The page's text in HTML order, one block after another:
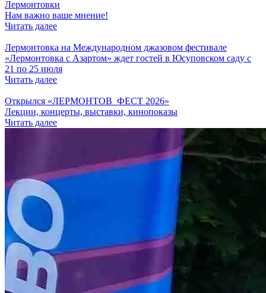
Лермонтовки
Нам важно ваше мнение!
Читать далее
Лермонтовка на Международном джазовом фестивале
«Лермонтовка с Азартом» ждет гостей в Юсуповском саду с
21 по 25 июля
Читать далее
Открылся «ЛЕРМОНТОВ_ФЕСТ 2026»
Лекции, концерты, выставки, кинопоказы
Читать далее